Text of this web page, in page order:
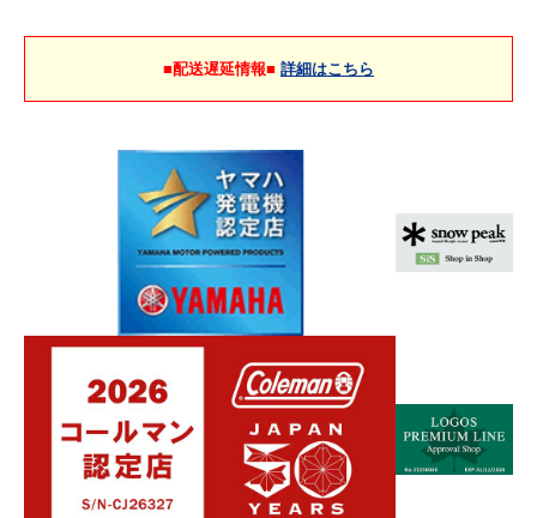
■配送遅延情報■ 詳細はこちら